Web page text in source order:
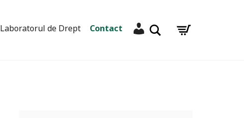
Laboratorul de Drept Contact Contul meuCaută